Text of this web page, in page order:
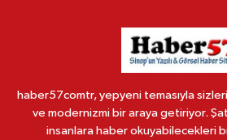
haber57comtr, yepyeni temasıyla
ve modernizmi bir araya getiriyor.
insanlara haber okuyabilecekleri